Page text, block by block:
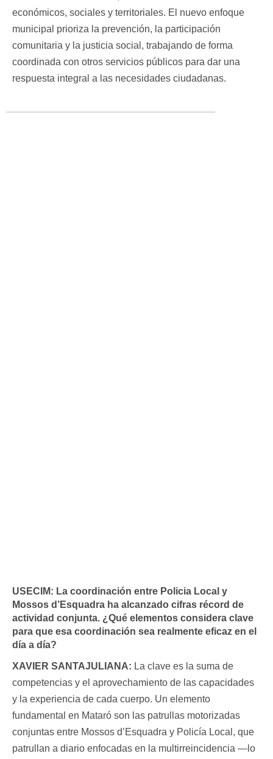
económicos, sociales y territoriales. El nuevo enfoque
municipal prioriza la prevención, la participación
comunitaria y la justicia social, trabajando de forma
coordinada con otros servicios públicos para dar una
respuesta integral a las necesidades ciudadanas.
USECIM: La coordinación entre Policia Local y
Mossos d’Esquadra ha alcanzado cifras récord de
actividad conjunta. ¿Qué elementos considera clave
para que esa coordinación sea realmente eficaz en el
día a día?
XAVIER SANTAJULIANA: La clave es la suma de
competencias y el aprovechamiento de las capacidades
y la experiencia de cada cuerpo. Un elemento
fundamental en Mataró son las patrullas motorizadas
conjuntas entre Mossos d’Esquadra y Policía Local, que
patrullan a diario enfocadas en la multirreincidencia —lo